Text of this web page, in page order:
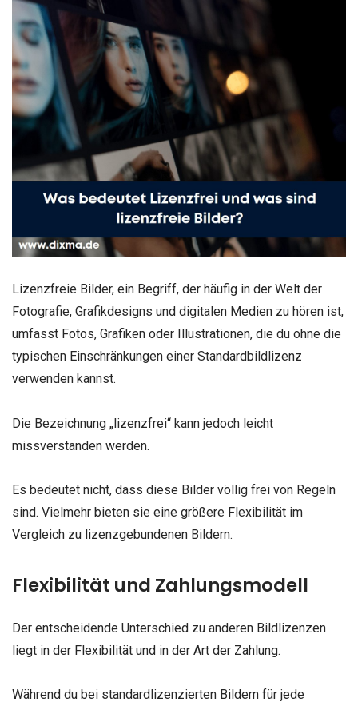
Lizenzfreie Bilder, ein Begriff, der häufig in der Welt der
Fotografie, Grafikdesigns und digitalen Medien zu hören ist,
umfasst Fotos, Grafiken oder Illustrationen, die du ohne die
typischen Einschränkungen einer Standardbildlizenz
verwenden kannst.
Die Bezeichnung „lizenzfrei“ kann jedoch leicht
missverstanden werden.
Es bedeutet nicht, dass diese Bilder völlig frei von Regeln
sind. Vielmehr bieten sie eine größere Flexibilität im
Vergleich zu lizenzgebundenen Bildern.
Flexibilität und Zahlungsmodell
Der entscheidende Unterschied zu anderen Bildlizenzen
liegt in der Flexibilität und in der Art der Zahlung.
Während du bei standardlizenzierten Bildern für jede